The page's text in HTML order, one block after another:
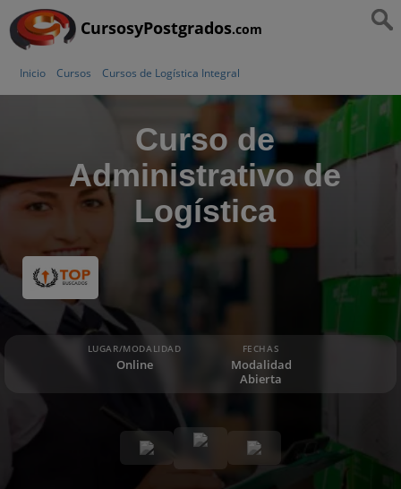
CursosyPostgrados.com
Inicio Cursos Cursos de Logística Integral
Curso de
Administrativo de
Logística
LUGAR/MODALIDAD
Online
FECHAS
Modalidad
Abierta